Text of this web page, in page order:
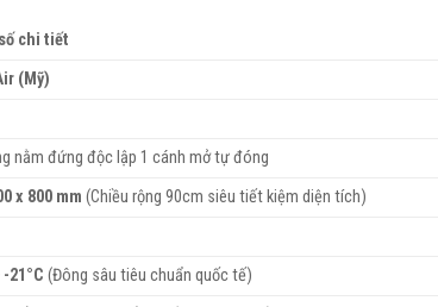
chi tiết
(Mỹ)
nằm đứng độc lập 1 cánh mở tự đóng
x 800 mm (Chiều rộng 90cm siêu tiết kiệm diện tích)
21°C (Đông sâu tiêu chuẩn quốc tế)